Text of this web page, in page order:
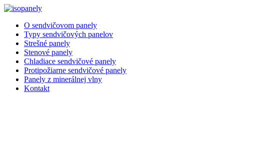
Preskočiť
obsah
O sendvičovom panely
Typy sendvičových panelov
Strešné panely
Stenové panely
Chladiace sendvičové panely
Protipožiarne sendvičové panely
Panely z minerálnej vlny
Kontakt